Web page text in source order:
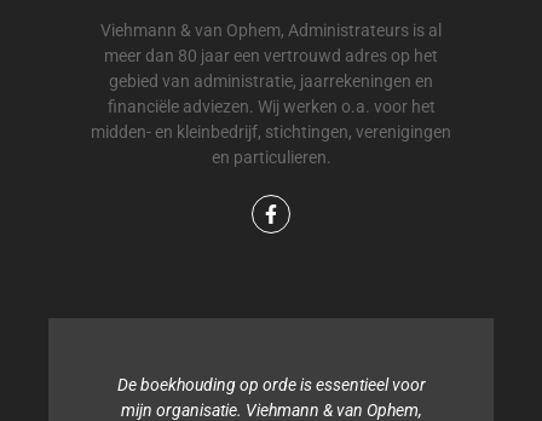
Viehmann & van Ophem, Administrateurs is al
meer dan 80 jaar een vertrouwd adres op het
gebied van administratie, jaarrekeningen en
financiële adviezen. Wij werken o.a. voor het
midden- en kleinbedrijf, stichtingen, verenigingen
en particulieren.
De boekhouding op orde is essentieel voor
mijn organisatie. Viehmann & van Ophem,